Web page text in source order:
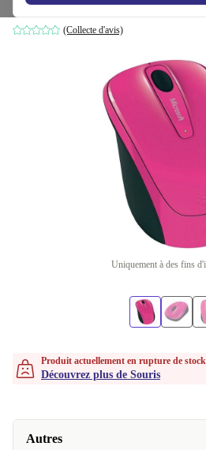
Rose Magenta
(Collecte d'avis)
Uniquement à des fins
Produit actuellement en rupture de stock
Découvrez plus de Souris
Autres